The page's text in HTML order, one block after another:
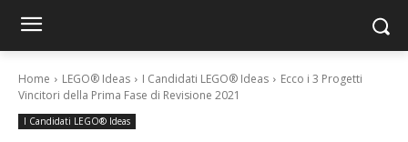
Home LEGO® Ideas I Candidati LEGO® Ideas
Ecco i 3 Progetti
Vincitori della Prima Fase di Revisione 2021
I Candidati LEGO® Ideas